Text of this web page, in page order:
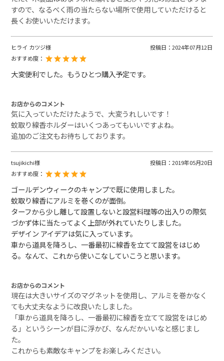
すので、なるべく雨の当たらない場所で使用していただけると
長くお使いいただけます。
ヒライ カツジ様 投稿日：2024年07月12日
おすすめ度：
大変便利でした。もうひとつ購入予定です。
お店からのコメント
気に入っていただけたようで、大変うれしいです！
蚊取り線香ホルダーはいくつあってもいいですよね。
追加のご注文もお待ちしております。
tsujikichi様 投稿日：2019年05月20日
おすすめ度：
ゴールデンウィークのキャンプで既に使用しました。
蚊取り線香にアルミを巻くのが面倒。
ターフから少し離して設置しないと設営料理等の出入りの際気
づかず体に当たってよく上部が外れていたりしました。
デザイン アイデアは気に入っています。
車から道具を降ろし、一番最初に線香を立てて設営をはじめ
る。なんて、これから使いこなしていこうと思います。
お店からのコメント
現在は大きいサイズのマグネットを使用し、アルミを巻かなく
ても大丈夫なように改良いたしました。
「車から道具を降ろし、一番最初に線香を立てて設営をはじめ
る」というシーンが目に浮かび、なんだかいいなと感じまし
た。
これからも素敵なキャンプをお楽しみください。